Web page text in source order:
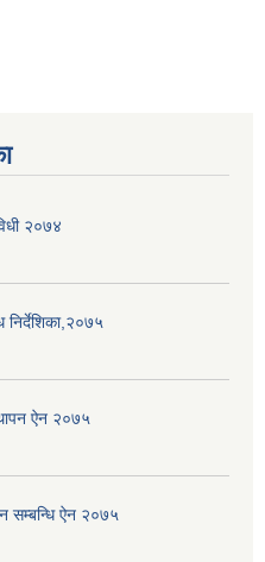
२०७४
ऐन २०७५
सम्बन्धि ऐन २०७५